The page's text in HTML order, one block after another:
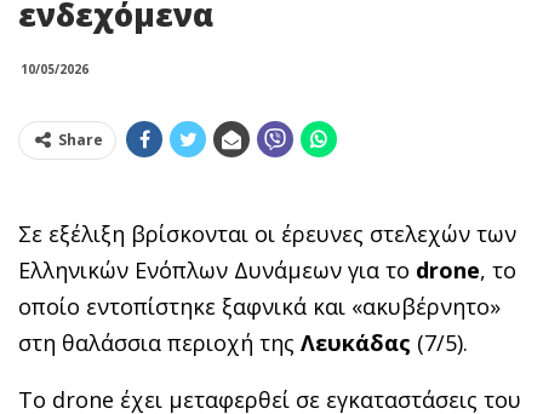
ενδεχόμενα
10/05/2026
Share
Σε εξέλιξη βρίσκονται οι έρευνες στελεχών των
Ελληνικών Ενόπλων Δυνάμεων για το drone, το
οποίο εντοπίστηκε ξαφνικά και «ακυβέρνητο»
στη θαλάσσια περιοχή της Λευκάδας (7/5).
Το drone έχει μεταφερθεί σε εγκαταστάσεις του